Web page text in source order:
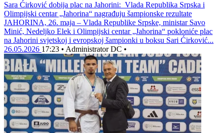
Sara Ćirković dobija plac na Jahorini: Vlada Republika Srpska i
Olimpijski centar „Jahorina“ nagrađuju šampionske rezultate
JAHORINA, 26. maja – Vlada Republike Srpske, ministar Savo
Minić, Nedeljko Elek i Olimpijski centar „Jahorina“ pokloniće plac
na Jahorini svjetskoj i evropskoj šampionki u boksu Sari Ćirković...
26.05.2026 17:23 • Administrator DC •